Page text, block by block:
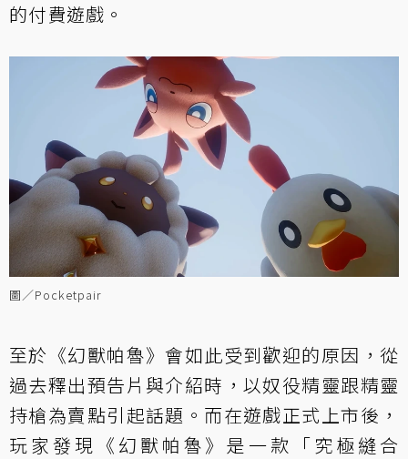
的付費遊戲。
圖／Pocketpair
至於《幻獸帕魯》會如此受到歡迎的原因，從
過去釋出預告片與介紹時，以奴役精靈跟精靈
持槍為賣點引起話題。而在遊戲正式上市後，
玩家發現《幻獸帕魯》是一款「究極縫合